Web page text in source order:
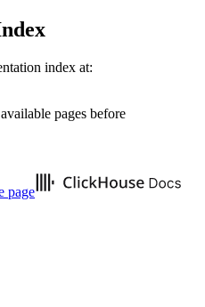
index at:
pages before
page